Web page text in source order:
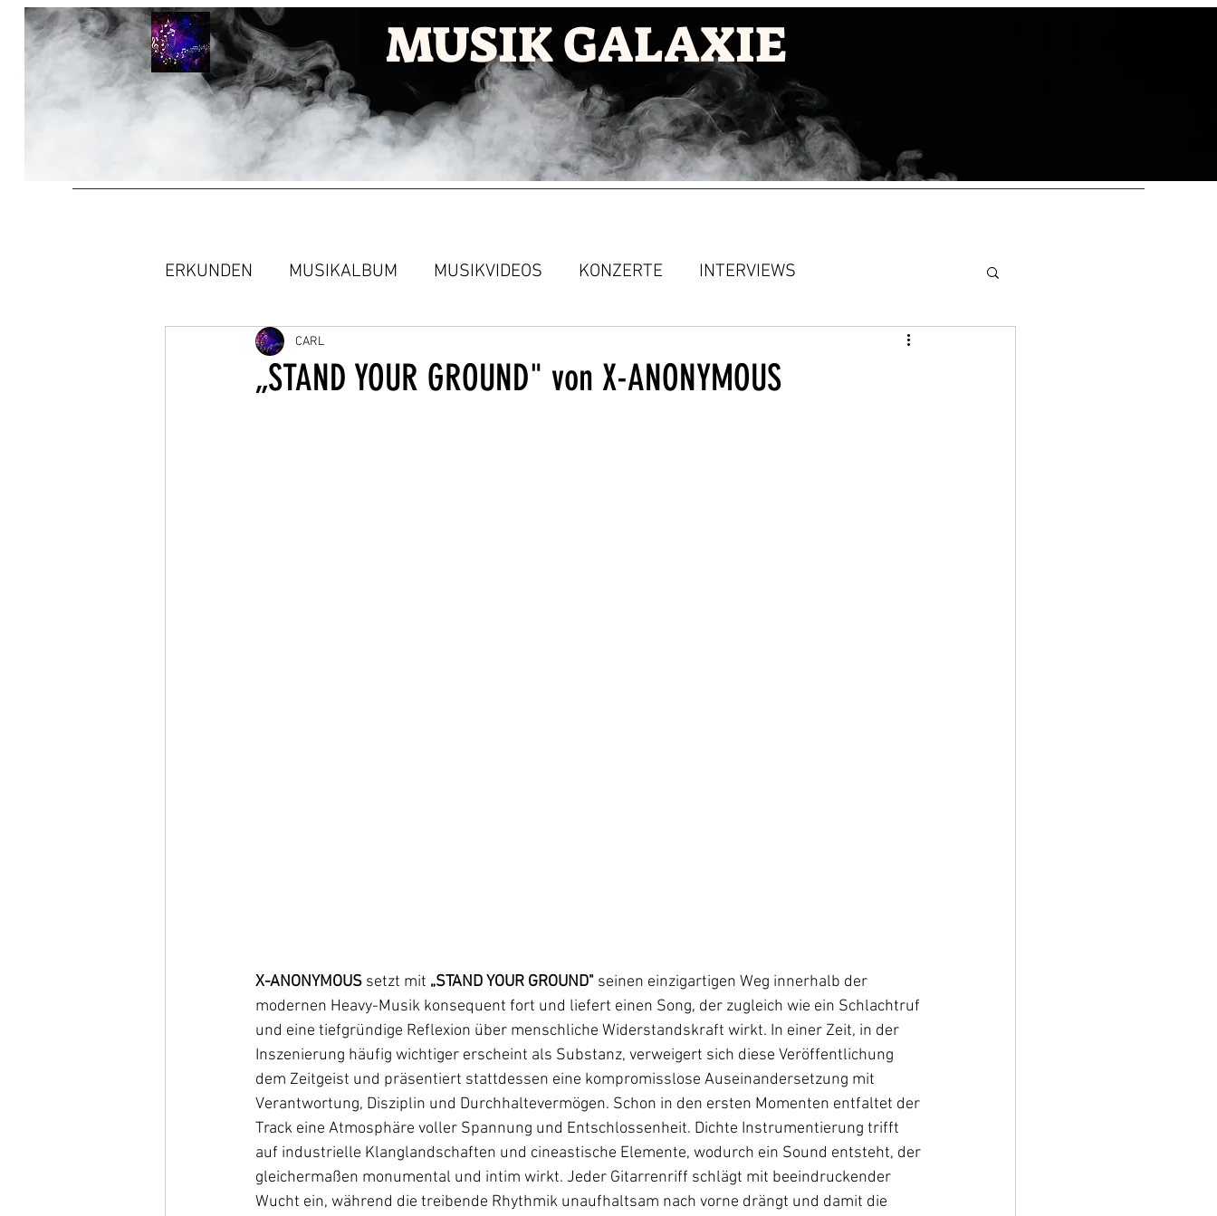
MUSIK GALAXIE
ERKUNDEN MUSIKALBUM MUSIKVIDEOS KONZERTE INTERVIEWS
„STAND YOUR GROUND" von X-ANONYMOUS
CARL
X-ANONYMOUS setzt mit „STAND YOUR GROUND" seinen einzigartigen Weg innerhalb der
modernen Heavy-Musik konsequent fort und liefert einen Song, der zugleich wie ein Schlachtruf
und eine tiefgründige Reflexion über menschliche Widerstandskraft wirkt. In einer Zeit, in der
Inszenierung häufig wichtiger erscheint als Substanz, verweigert sich diese Veröffentlichung
dem Zeitgeist und präsentiert stattdessen eine kompromisslose Auseinandersetzung mit
Verantwortung, Disziplin und Durchhaltevermögen. Schon in den ersten Momenten entfaltet der
Track eine Atmosphäre voller Spannung und Entschlossenheit. Dichte Instrumentierung trifft
auf industrielle Klanglandschaften und cineastische Elemente, wodurch ein Sound entsteht, der
gleichermaßen monumental und intim wirkt. Jeder Gitarrenriff schlägt mit beeindruckender
Wucht ein, während die treibende Rhythmik unaufhaltsam nach vorne drängt und damit die